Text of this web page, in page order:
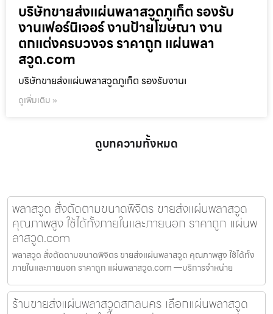
บริษัทขายส่งแผ่นพลาสวูดภูเก็ต รองรับ
งานเฟอร์นิเจอร์ งานป้ายโฆษณา งาน
ตกแต่งครบวงจร ราคาถูก แผ่นพลา
สวูด.com
บริษัทขายส่งแผ่นพลาสวูดภูเก็ต รองรับงานเ
ดูเพิ่มเติม »
ดูบทความทั้งหมด
พลาสวูด สั่งตัดตามขนาดพิจิตร ขายส่งแผ่นพลาสวูด
คุณภาพสูง ใช้ได้ทั้งภายในและภายนอก ราคาถูก แผ่นพ
ลาสวูด.com
พลาสวูด สั่งตัดตามขนาดพิจิตร ขายส่งแผ่นพลาสวูด คุณภาพสูง ใช้ได้ทั้ง
ภายในและภายนอก ราคาถูก แผ่นพลาสวูด.com —บริการจำหน่าย
ร้านขายส่งแผ่นพลาสวูดสกลนคร เลือกแผ่นพลาสวูด